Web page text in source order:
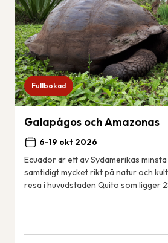
Fullbokad
Galapágos och Amazonas
6-19 okt 2026
Ecuador är ett av Sydamerikas
samtidigt mycket rikt på natur och
resa i huvudstaden Quito som ligger